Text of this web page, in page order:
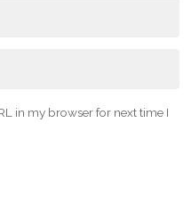
in my browser for next time I